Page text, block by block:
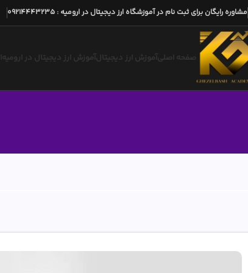
مشاوره رایگان برای ثبت نام در آموزشگاه ارز دیجیتال در ارومیه :
09214443235
صفحه اصلیآموزش ارز دیجیتالآموزش ارز دیجیتال در ارومیه